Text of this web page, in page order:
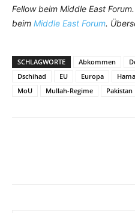
Fellow beim Middle East
beim Middle East Forum.
SCHLAGWORTE Abkommen
Dschihad
EU Europa
MoU
Mullah-Regime Pakistan